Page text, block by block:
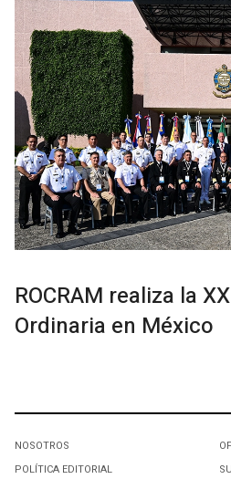
ROCRAM realiza la
Ordinaria en México
NOSOTROS
POLÍTICA EDITORIAL